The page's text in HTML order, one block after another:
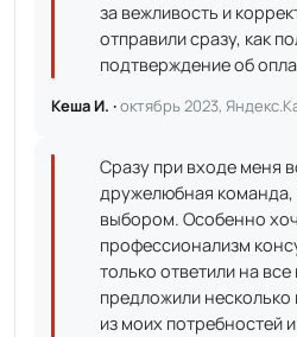
за вежливость и
отправили сразу, как
подтверждение об
Кеша И. ·октябрь 2023,
Сразу при входе меня
дружелюбная команда,
выбором. Особенно
профессионализм
только ответили на
предложили несколько
из моих потребностей